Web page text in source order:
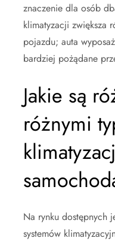
znaczenie dla osób
klimatyzacji zwiększa
pojazdu; auta
bardziej pożądane
Jakie są
różnymi
Na rynku dostępnych
systemów